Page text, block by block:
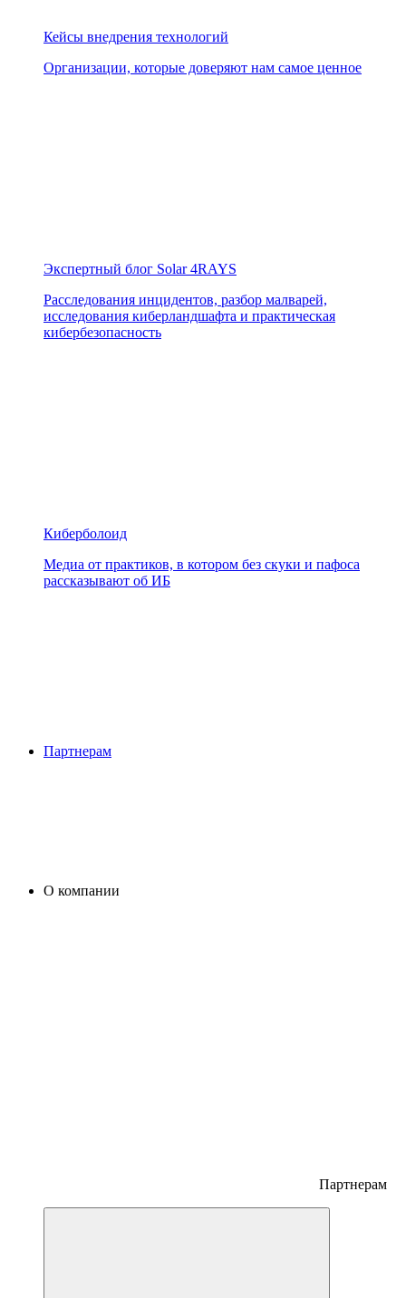
Кейсы внедрения технологий
Организации, которые доверяют нам самое ценное
Экспертный блог Solar 4RAYS
Расследования инцидентов, разбор малварей,
исследования киберландшафта и практическая
кибербезопасность
Киберболоид
Медиа от практиков, в котором без скуки и пафоса
рассказывают об ИБ
Партнерам
О компании
Партнерам